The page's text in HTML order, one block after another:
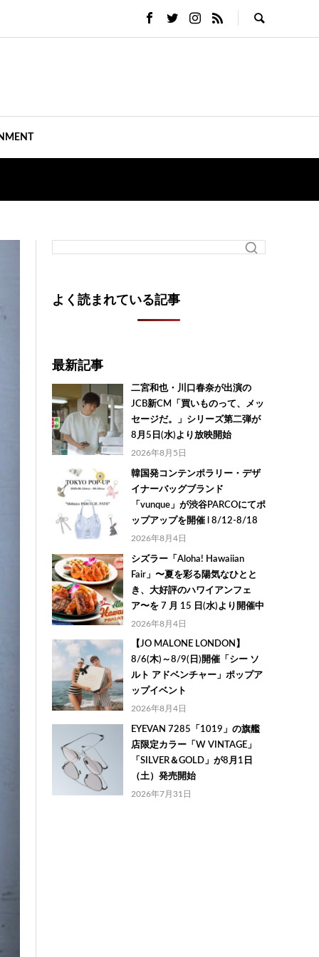
よく読まれている記事
最新記事
二宮和也・川口春奈が出演の
JCB新CM「買いものって、メッ
セージだ。」シリーズ第二弾が
8月5日(水)より放映開始
2026年8月5日
韓国発コンテンポラリー・デザ
イナーバッグブランド
「vunque」が渋谷PARCOにてポ
ップアップを開催 l 8/12-8/18
2026年8月4日
シズラー「Aloha! Hawaiian
Fair」〜夏を彩る陽気なひとと
き、大好評のハワイアンフェ
ア〜を 7 月 15 日(水)より開催中
2026年8月4日
【JO MALONE LONDON】
8/6(木)～8/9(日)開催「シー ソ
ルト アドベンチャー」ポップア
ップイベント
2026年8月4日
EYEVAN 7285「1019」の旗艦
店限定カラー「W VINTAGE」
「SILVER＆GOLD」が8月1日
（土）発売開始
2026年7月31日